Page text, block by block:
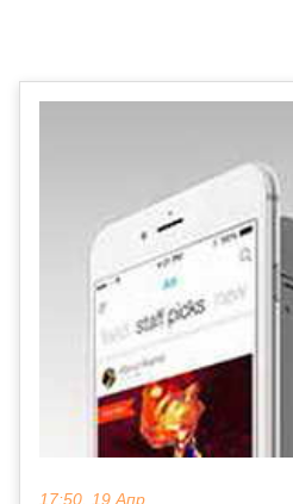
17:50, 19 Апр